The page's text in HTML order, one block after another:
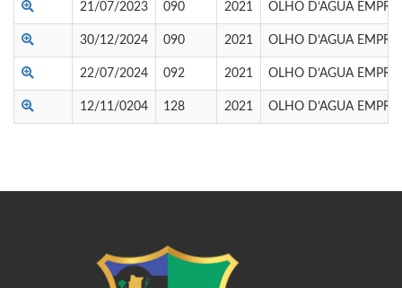
21/07/2023 090 2021 OLHO D’AGUA
30/12/2024 090 2021 OLHO D’AGUA
22/07/2024 092 2021 OLHO D’AGUA
12/11/0204 128 2021 OLHO D’AGUA